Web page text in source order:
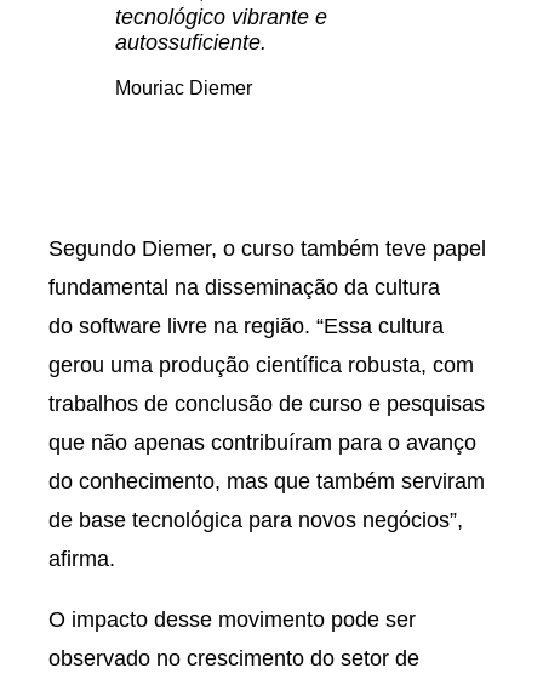
tecnológico vibrante e
autossuficiente.
Mouriac Diemer
Segundo Diemer, o curso também teve papel
fundamental na disseminação da cultura
do software livre na região. “Essa cultura
gerou uma produção científica robusta, com
trabalhos de conclusão de curso e pesquisas
que não apenas contribuíram para o avanço
do conhecimento, mas que também serviram
de base tecnológica para novos negócios”,
afirma.
O impacto desse movimento pode ser
observado no crescimento do setor de